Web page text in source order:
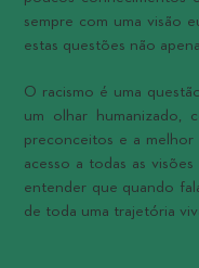
sempre com uma visão
estas questões não
O racismo é uma
um olhar humanizado,
preconceitos e a
acesso a todas as
entender que quando
de toda uma trajetória